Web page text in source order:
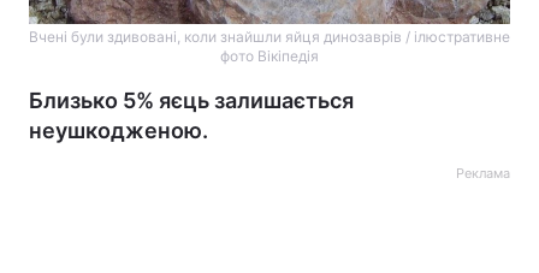
Вчені були здивовані, коли знайшли яйця динозаврів / ілюстративне
фото Вікіпедія
Близько 5% яєць залишається
неушкодженою.
Реклама